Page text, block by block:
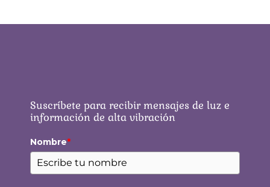
Suscríbete para recibir mensajes de luz e
información de alta vibración
Nombre*